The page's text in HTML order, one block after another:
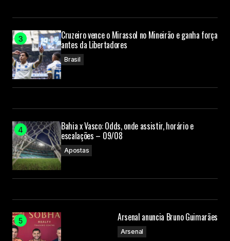
Cruzeiro vence o Mirassol no Mineirão e ganha força
antes da Libertadores
Brasil
Bahia x Vasco: Odds, onde assistir, horário e
escalações – 09/08
Apostas
Arsenal anuncia Bruno Guimarães
Arsenal